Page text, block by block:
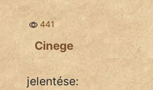
Szállóigék
Szóláscsoportok
Szólások
441
Cinege
jelentése: